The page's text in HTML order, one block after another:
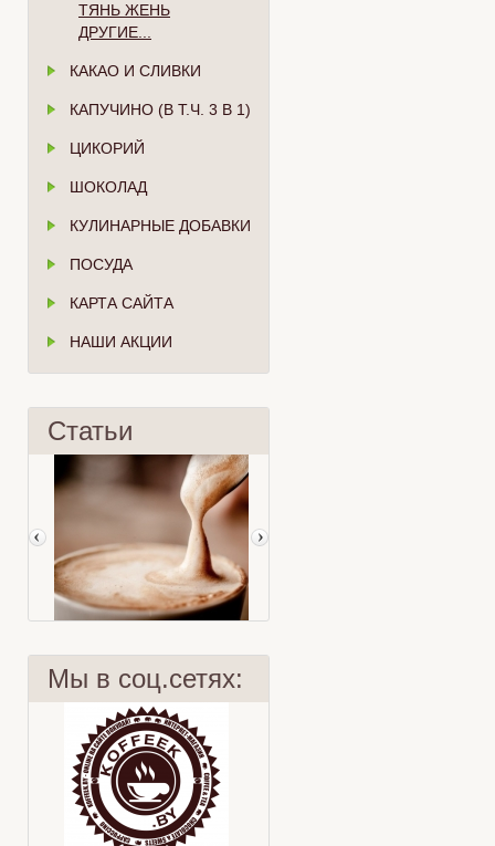
ТЯНЬ ЖЕНЬ
ДРУГИЕ...
КАКАО И СЛИВКИ
КАПУЧИНО (В Т.Ч. 3 В 1)
ЦИКОРИЙ
ШОКОЛАД
КУЛИНАРНЫЕ ДОБАВКИ
ПОСУДА
КАРТА САЙТА
НАШИ АКЦИИ
Статьи
Гид по кофе
Мы в соц.сетях: